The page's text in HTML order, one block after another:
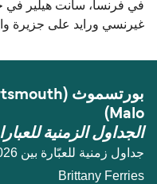
في فرنسا، سانت هيلير في
غيرنسي ورايد على جزيرة
Malo)
الجداول الزمنية
جداول زمنية للعبّارة بين 03/08/2026 و9‏/8‏/2026
Brittany Ferries